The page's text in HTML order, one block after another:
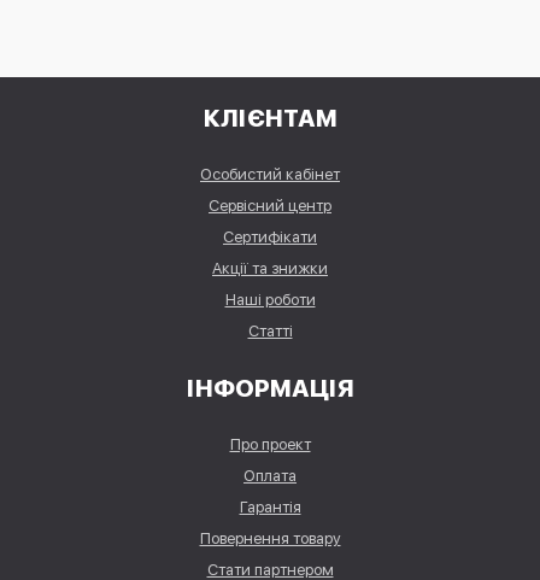
КЛІЄНТАМ
Особистий кабінет
Сервісний центр
Сертифікати
Акції та знижки
Наші роботи
Статті
ІНФОРМАЦІЯ
Про проект
Оплата
Гарантія
Повернення товару
Стати партнером